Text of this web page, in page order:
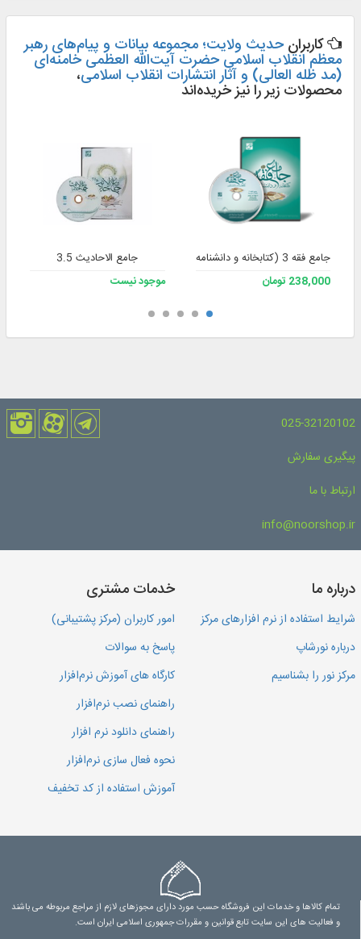
کاربران حدیث ولایت؛ مجموعه بیانات و پیام‌های رهبر
معظم انقلاب اسلامی حضرت آیت‌الله العظمی خامنه‌ای
(مد ظله العالی) و آثار انتشارات انقلاب اسلامی،
محصولات زیر را نیز خریده‌اند
جامع فقه 3 (کتابخانه و دانشنامه تخصصی فقه)
238,000 تومان
جامع الاحادیث 3.5
موجود نیست
025-32120102
پیگیری سفارش
ارتباط با ما
info@noorshop.ir
درباره ما
شرایط استفاده از نرم افزارهای مرکز
درباره نورشاپ
مرکز نور را بشناسیم
خدمات مشتری
امور کاربران (مرکز پشتیبانی)
پاسخ به سوالات
کارگاه های آموزش نرم‌افزار
راهنمای نصب نرم‌افزار
راهنمای دانلود نرم افزار
نحوه فعال سازی نرم‌افزار
آموزش استفاده از کد تخفیف
تمام کالاها و خدمات این فروشگاه حسب مورد دارای مجوزهای لازم از مراجع مربوطه می باشند
و فعالیت های این سایت تابع قوانین و مقررات جمهوری اسلامی ایران است.